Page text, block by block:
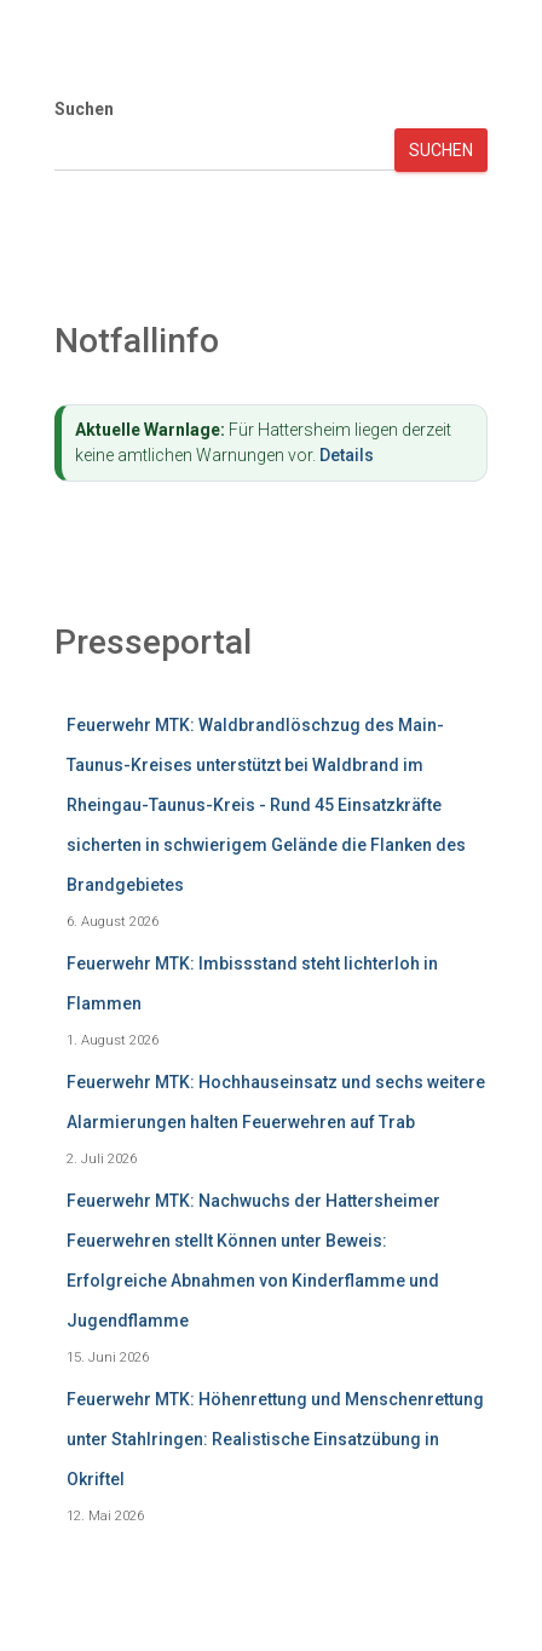
Suchen
SUCHEN
Notfallinfo
Aktuelle Warnlage: Für Hattersheim liegen derzeit
keine amtlichen Warnungen vor. Details
Presseportal
Feuerwehr MTK: Waldbrandlöschzug des Main-
Taunus-Kreises unterstützt bei Waldbrand im
Rheingau-Taunus-Kreis - Rund 45 Einsatzkräfte
sicherten in schwierigem Gelände die Flanken des
Brandgebietes
6. August 2026
Feuerwehr MTK: Imbissstand steht lichterloh in
Flammen
1. August 2026
Feuerwehr MTK: Hochhauseinsatz und sechs weitere
Alarmierungen halten Feuerwehren auf Trab
2. Juli 2026
Feuerwehr MTK: Nachwuchs der Hattersheimer
Feuerwehren stellt Können unter Beweis:
Erfolgreiche Abnahmen von Kinderflamme und
Jugendflamme
15. Juni 2026
Feuerwehr MTK: Höhenrettung und Menschenrettung
unter Stahlringen: Realistische Einsatzübung in
Okriftel
12. Mai 2026